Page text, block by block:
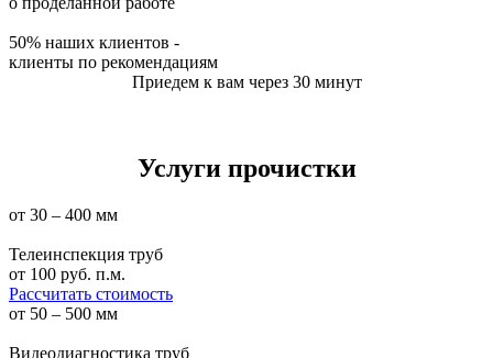
50% наших клиентов -
клиенты по рекомендациям
Приедем к вам через 30 минут
Услуги прочистки
от 30 – 400 мм
Телеинспекция труб
от 100 руб. п.м.
Рассчитать стоимость
от 50 – 500 мм
Видеодиагностика труб